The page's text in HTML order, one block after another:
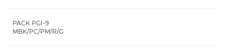
PACK PGI-9
MBK/PC/PM/R/G